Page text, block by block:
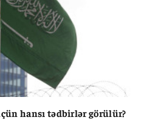
hansı tədbirlər görülür?